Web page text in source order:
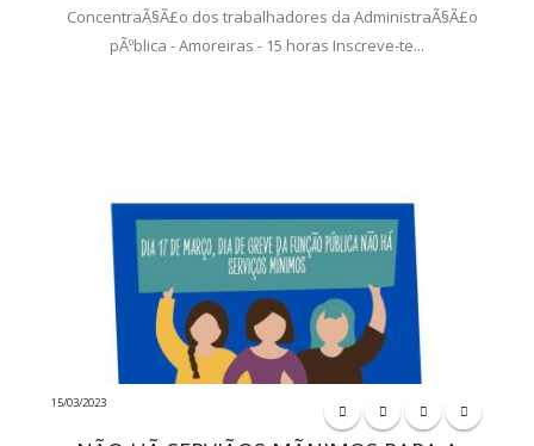
ConcentraÃ§Ã£o dos trabalhadores da AdministraÃ§Ã£o
pÃºblica - Amoreiras - 15 horas Inscreve-te...
15/03/2023